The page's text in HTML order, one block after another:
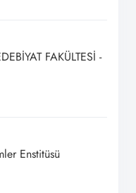
FAKÜLTESİ -
Enstitüsü